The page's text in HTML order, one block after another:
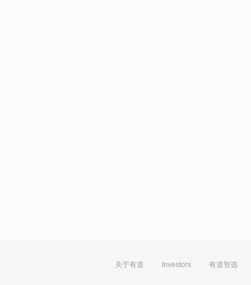
关于有道 Investors 有道智选